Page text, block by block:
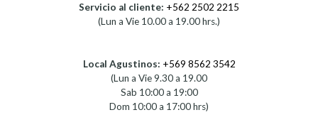
Servicio al cliente: +562 2502 2215
(Lun a Vie 10.00 a 19.00 hrs.)
Local Agustinos: +569 8562 3542
(Lun a Vie 9.30 a 19.00
Sab 10:00 a 19:00
Dom 10:00 a 17:00 hrs)